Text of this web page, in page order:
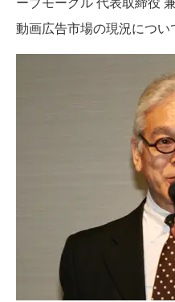
動画広告市場の現況につい